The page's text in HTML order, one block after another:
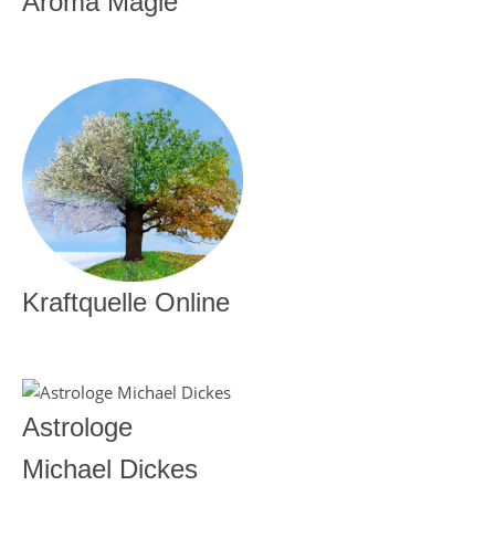
Kraftquelle Online
Astrologe
Michael Dickes